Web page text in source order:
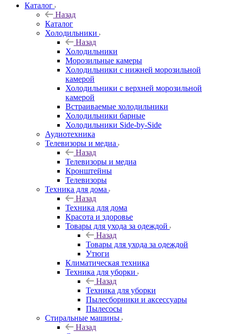
Каталог
Назад
Каталог
Холодильники
Назад
Холодильники
Морозильные камеры
Холодильники с нижней морозильной
камерой
Холодильники с верхней морозильной
камерой
Встраиваемые холодильники
Холодильники барные
Холодильники Side-by-Side
Аудиотехника
Телевизоры и медиа
Назад
Телевизоры и медиа
Кронштейны
Телевизоры
Техника для дома
Назад
Техника для дома
Красота и здоровье
Товары для ухода за одеждой
Назад
Товары для ухода за одеждой
Утюги
Климатическая техника
Техника для уборки
Назад
Техника для уборки
Пылесборники и аксессуары
Пылесосы
Стиральные машины
Назад